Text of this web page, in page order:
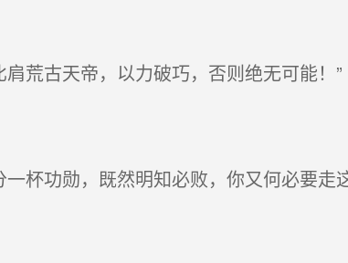
荒古天帝，以力破巧，否则绝无可能！”
杯功勋，既然明知必败，你又何必要走